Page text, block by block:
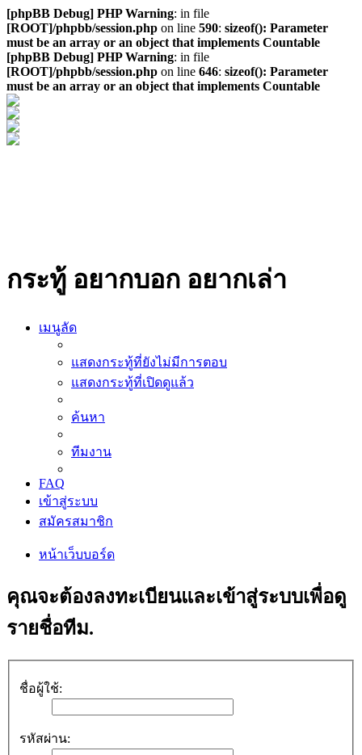
[phpBB Debug] PHP Warning: in file
[ROOT]/phpbb/session.php on line 590: sizeof(): Parameter
must be an array or an object that implements Countable
[phpBB Debug] PHP Warning: in file
[ROOT]/phpbb/session.php on line 646: sizeof(): Parameter
must be an array or an object that implements Countable
กระทู้ อยากบอก อยากเล่า
เมนูลัด
แสดงกระทู้ที่ยังไม่มีการตอบ
แสดงกระทู้ที่เปิดดูแล้ว
ค้นหา
ทีมงาน
FAQ
เข้าสู่ระบบ
สมัครสมาชิก
หน้าเว็บบอร์ด
คุณจะต้องลงทะเบียนและเข้าสู่ระบบเพื่อดู
รายชื่อทีม.
ชื่อผู้ใช้:
รหัสผ่าน: